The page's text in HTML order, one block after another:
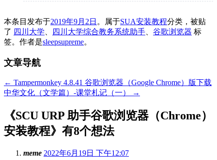
本条目发布于2019年9月2日 。属于SUA安装教程分类，被贴
了 四川大学 四川大学综合教务系统助手 谷歌浏览器 标
签。 作者是sleepsupreme。
文章导航
← Tampermonkey 4.8.41 谷歌浏览器（Google Chrome）版下载
中华文化（文学篇）-课堂札记（一）
→
《SCU URP 助手谷歌浏览器（Chrome）
安装教程》有8个想法
meme 2022年6月19日 下午12:07